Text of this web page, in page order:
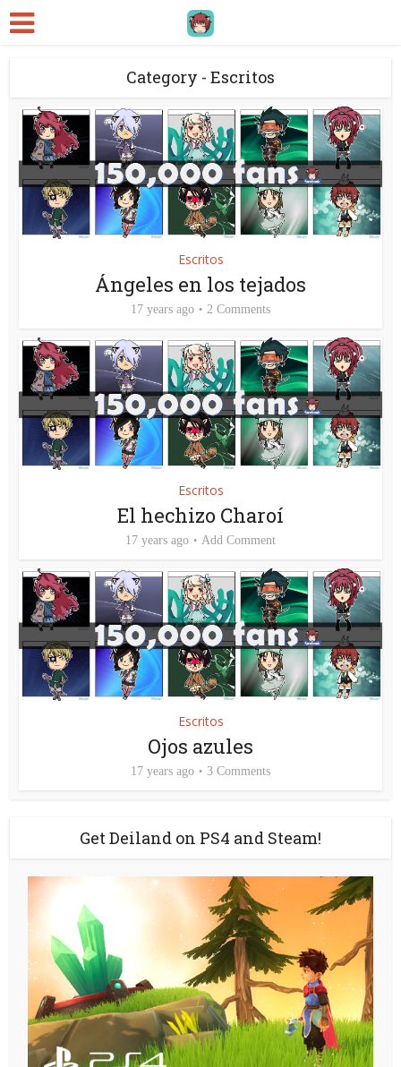
Category - Escritos
Escritos
Ángeles en los tejados
17 years ago 2 Comments
Escritos
El hechizo Charoí
17 years ago Add Comment
Escritos
Ojos azules
17 years ago 3 Comments
Get Deiland on PS4 and Steam!